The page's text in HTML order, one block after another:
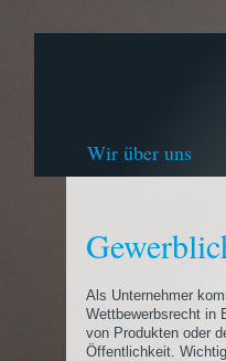
Wir über uns
Als Unternehmer
Wettbewerbsrecht in
von Produkten oder
Öffentlichkeit.